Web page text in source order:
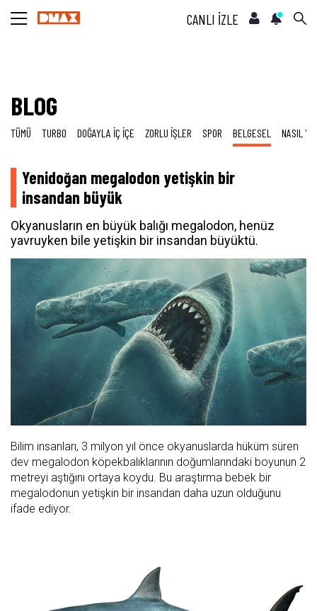
CANLI İZLE
BLOG
TÜMÜ TURBO DOĞAYLA İÇ İÇE ZORLU İŞLER SPOR BELGESEL NASIL
Yenidoğan megalodon yetişkin bir
insandan büyük
Okyanusların en büyük balığı megalodon, henüz
yavruyken bile yetişkin bir insandan büyüktü.
Bilim insanları, 3 milyon yıl önce okyanuslarda hüküm süren
dev megalodon köpekbalıklarının doğumlarındaki boyunun 2
metreyi aştığını ortaya koydu. Bu araştırma bebek bir
megalodonun yetişkin bir insandan daha uzun olduğunu
ifade ediyor.